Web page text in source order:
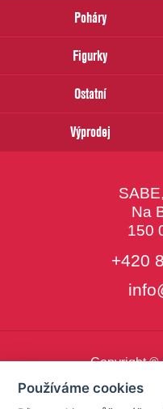
email
Poháry
Figurky
Ostatní
Výprodej
Na
150
+420
Copyright ©
Používáme cookies